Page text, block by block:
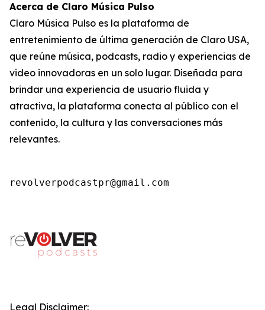
Acerca de Claro Música Pulso
Claro Música Pulso es la plataforma de
entretenimiento de última generación de Claro USA,
que reúne música, podcasts, radio y experiencias de
video innovadoras en un solo lugar. Diseñada para
brindar una experiencia de usuario fluida y
atractiva, la plataforma conecta al público con el
contenido, la cultura y las conversaciones más
relevantes.
revolverpodcastpr@gmail.com
Legal Disclaimer: